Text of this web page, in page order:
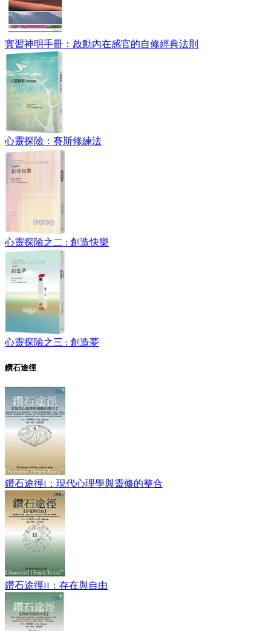
實習神明手冊：啟動內在感官的自修經典法則
心靈探險：賽斯修練法
心靈探險之二 : 創造快樂
心靈探險之三 : 創造夢
鑽石途徑
鑽石途徑I：現代心理學與靈修的整合
鑽石途徑II：存在與自由